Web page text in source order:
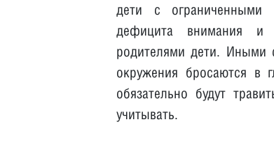
дети с ограниченными
дефицита внимания и
родителями дети. Иными
окружения бросаются в
обязательно будут
учитывать.